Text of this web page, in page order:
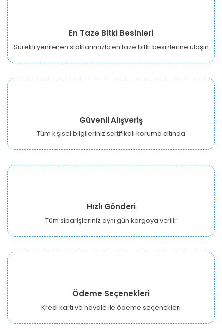
En Taze Bitki Besinleri
Sürekli yenilenen stoklarımızla en taze bitki besinlerine ulaşın
Güvenli Alışveriş
Tüm kişisel bilgileriniz sertifikalı koruma altında
Hızlı Gönderi
Tüm siparişleriniz aynı gün kargoya verilir
Ödeme Seçenekleri
Kredi kartı ve havale ile ödeme seçenekleri